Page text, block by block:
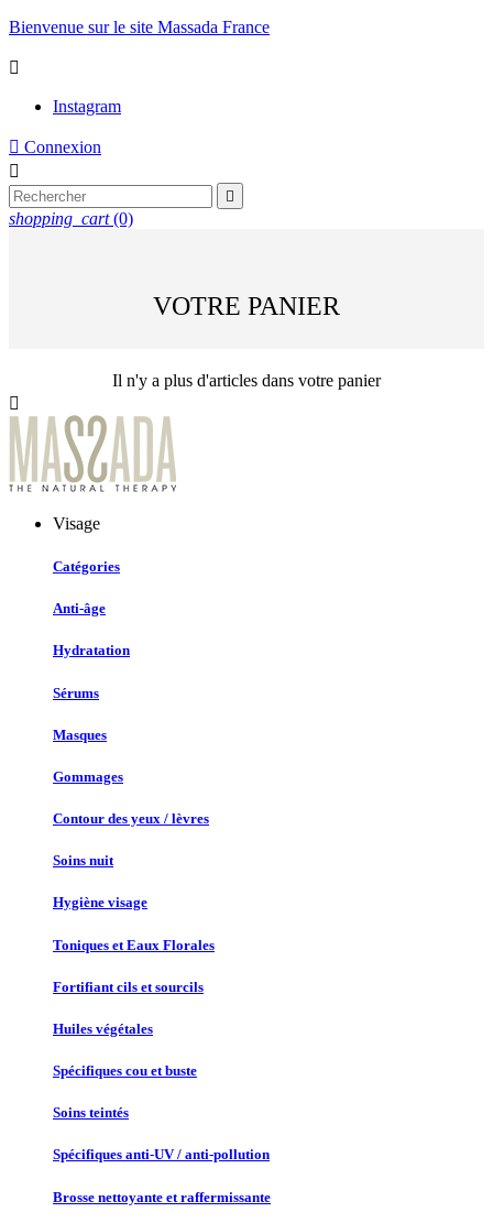
Bienvenue sur le site Massada France

Instagram
 Connexion


shopping_cart (0)
VOTRE PANIER
Il n'y a plus d'articles dans votre panier

Visage
Catégories
Anti-âge
Hydratation
Sérums
Masques
Gommages
Contour des yeux / lèvres
Soins nuit
Hygiène visage
Toniques et Eaux Florales
Fortifiant cils et sourcils
Huiles végétales
Spécifiques cou et buste
Soins teintés
Spécifiques anti-UV / anti-pollution
Brosse nettoyante et raffermissante